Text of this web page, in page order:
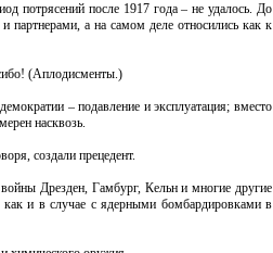
потрясений после 1917 года – не удалось. До
партнерами, а на самом деле относились как к
(Аплодисменты.)
– подавление и эксплуатация; вместо
насквозь.
создали прецедент.
Дрезден, Гамбург, Кельн и многие другие
как и в случае с ядерными бомбардировками в